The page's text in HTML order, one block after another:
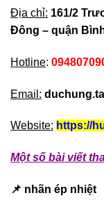
Địa chỉ: 161/2
Đông – quận
Hotline:
Email:
Website: https://
Một số bài viết
📌 nhãn ép nhiệt